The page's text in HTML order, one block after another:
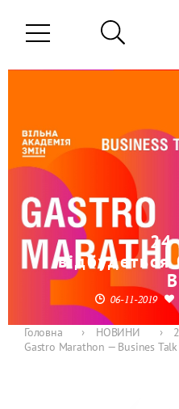
24
06-11-2019
Головна › НОВИНИ ›
Gastro Marathon — Busines